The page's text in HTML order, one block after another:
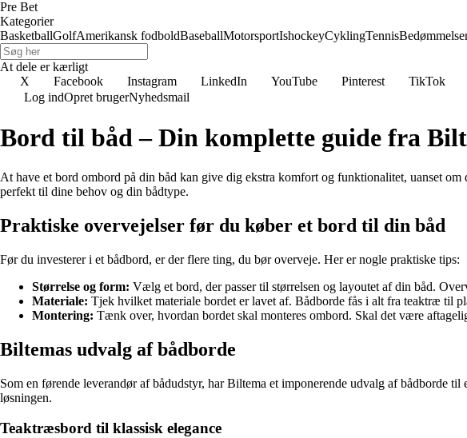
Pre Bet
Kategorier
BasketballGolfAmerikansk fodboldBaseballMotorsportIshockeyCyklingTennis
At dele er kærligt
X
Facebook Instagram LinkedIn YouTube Pinterest TikTok
Log indOpret brugerNyhedsmail
Bord til båd – Din komplette guide fra
At have et bord ombord på din båd kan give dig ekstra komfort og funktionalitet, uanset
perfekt til dine behov og din bådtype.
Praktiske overvejelser før du køber et bord til din båd
Før du investerer i et bådbord, er der flere ting, du bør overveje. Her er nogle praktiske tips:
Størrelse og form: Vælg et bord, der passer til størrelsen og layoutet af din båd.
Materiale: Tjek hvilket materiale bordet er lavet af. Bådborde fås i alt fra teaktræ til
Montering: Tænk over, hvordan bordet skal monteres ombord. Skal det være
Biltemas udvalg af bådborde
Som en førende leverandør af bådudstyr, har Biltema et imponerende udvalg af bådborde
løsningen.
Teaktræsbord til klassisk elegance